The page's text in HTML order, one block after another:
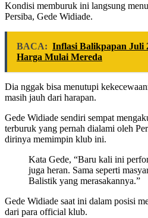
Kondisi memburuk ini langsung
Persiba, Gede Widiade.
BACA: Inflasi Balikpapan Juli
Harga Mulai Mereda
Dia nggak bisa menutupi
masih jauh dari harapan.
Gede Widiade sendiri sempat
terburuk yang pernah dialami oleh
dirinya memimpin klub ini.
Kata Gede, “Baru kali ini
juga heran. Sama seperti
Balistik yang merasakannya.”
Gede Widiade saat ini dalam posisi
dari para official klub.